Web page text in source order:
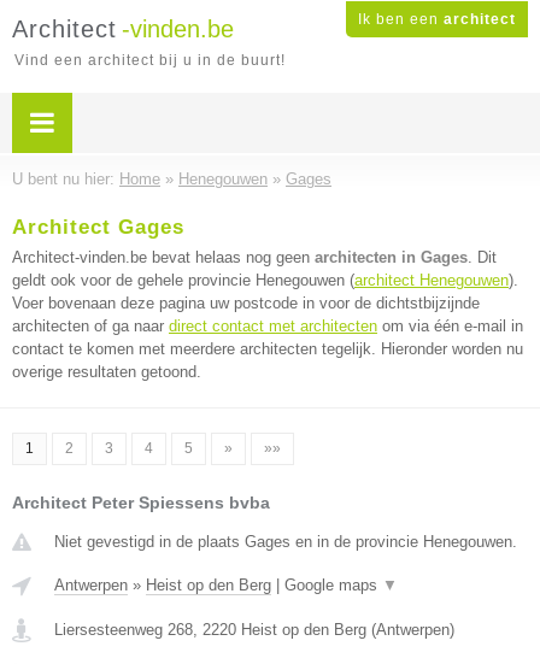
Ik ben een architect
Architect -vinden.be
Vind een architect bij u in de buurt!
U bent nu hier: Home » Henegouwen » Gages
Architect Gages
Architect-vinden.be bevat helaas nog geen architecten in Gages. Dit
geldt ook voor de gehele provincie Henegouwen (architect Henegouwen).
Voer bovenaan deze pagina uw postcode in voor de dichtstbijzijnde
architecten of ga naar direct contact met architecten om via één e-mail in
contact te komen met meerdere architecten tegelijk. Hieronder worden nu
overige resultaten getoond.
1 2 3 4 5 » »»
Architect Peter Spiessens bvba
Niet gevestigd in de plaats Gages en in de provincie Henegouwen.
Antwerpen » Heist op den Berg Google maps ▼
Liersesteenweg 268, 2220 Heist op den Berg (Antwerpen)